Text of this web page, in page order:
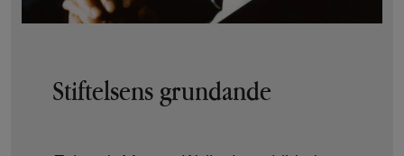
Stiftelsens grundande